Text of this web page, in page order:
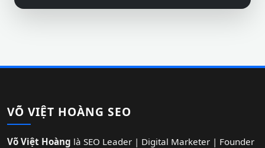
VÕ VIỆT HOÀNG SEO
Võ Việt Hoàng là SEO Leader | Digital Marketer | Founder